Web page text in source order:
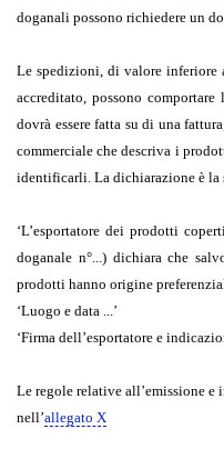
doganali possono richiedere un
Le spedizioni, di valore inferiore
accreditato, possono
dovrà essere fatta su di una
commerciale che descriva i
identificarli. La dichiarazione è la
‘L’esportatore dei prodotti
doganale n°...) dichiara che
prodotti hanno origine
‘Luogo e data ...’
‘Firma dell’esportatore e
Le regole relative all’emissione
nell’allegato X